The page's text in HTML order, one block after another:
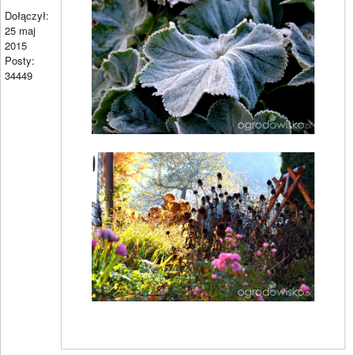
Dołączył:
25 maj
2015
Posty:
34449